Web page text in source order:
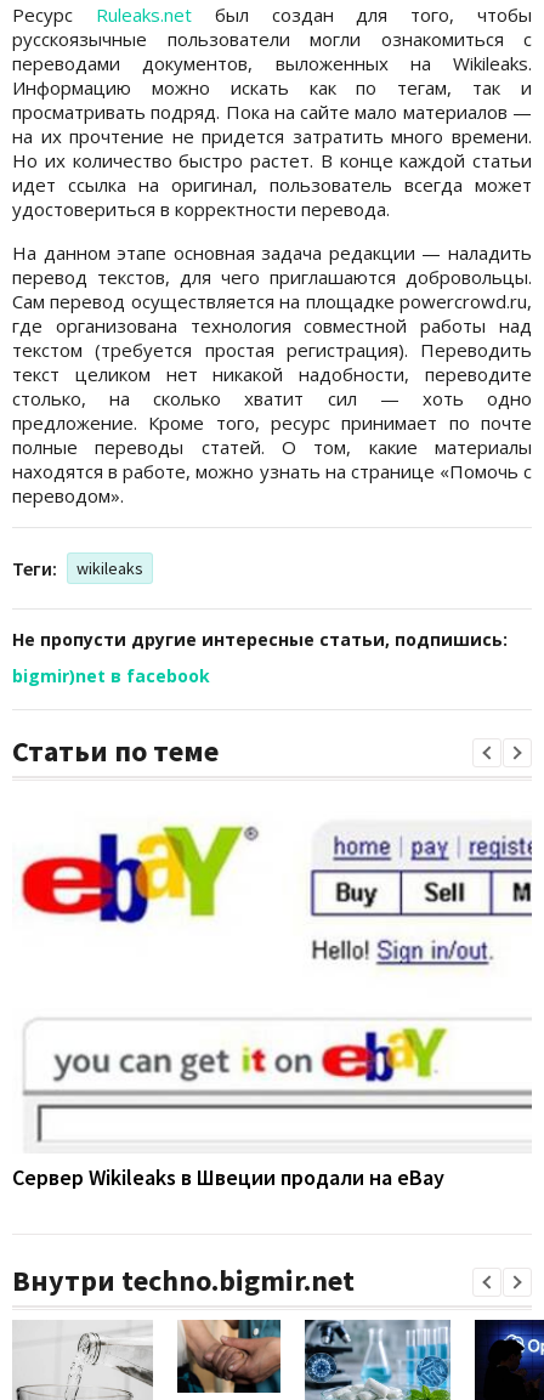
Ресурс Ruleaks.netбыл создан для того, чтобы
русскоязычные пользователи могли ознакомиться с
переводами документов, выложенных на Wikileaks.
Информацию можно искать как по тегам, так и
просматривать подряд. Пока на сайте мало материалов —
на их прочтение не придется затратить много времени.
Но их количество быстро растет. В конце каждой статьи
идет ссылка на оригинал, пользователь всегда может
удостовериться в корректности перевода.
На данном этапе основная задача редакции — наладить
перевод текстов, для чего приглашаются добровольцы.
Сам перевод осуществляется на площадке powercrowd.ru,
где организована технология совместной работы над
текстом (требуется простая регистрация). Переводить
текст целиком нет никакой надобности, переводите
столько, на сколько хватит сил — хоть одно
предложение. Кроме того, ресурс принимает по почте
полные переводы статей. О том, какие материалы
находятся в работе, можно узнать на странице «Помочь с
переводом».
Теги: wikileaks
Не пропусти другие интересные статьи, подпишись:
bigmir)net в facebook
Статьи по теме
Сервер Wikileaks в Швеции продали на eBay
Внутри techno.bigmir.net